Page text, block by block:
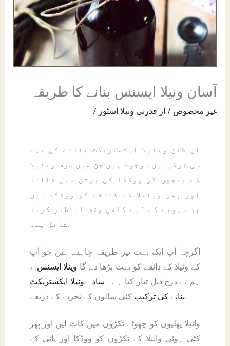
AE
آسان ونیلا ایسنس بنانے کا طریقہ
/ غیر مخصوص / از قدرتی ونیلا اسٹور
آن لائن وینیلا ایکسٹریکٹ بنانے کی بہت
سی ترکیبیں موجود ہیں جن میں صرف وینیلا
کے بیجوں کو ووڈکا کی بوتل میں ڈالنا
اور پھر وینیلا کے ذائقے کو ووڈکا میں
جذب ہونے کے لیے کافی وقت انتظار کرنا
شامل ہے۔.
اگرچہ آپ ایک بہت تیز طریقہ چاہتے ہیں جو آپ
کے ونیلا کے ذائقے کو بہت بڑھا دے گا وینلا ایسنس , ،
ہم نے درج ذیل تیار کیا ہے۔ سادہ ونیلا ایکسٹریکٹ
بنانے کی ترکیبکئی سالوں کے تجربے کے ذریعے.
وانیلا پھلیوں کو چھوٹے ٹکڑوں میں کاٹ لیں اور پھر
کٹی ہوئی وانیلا کے ٹکڑوں کو ووڈکا اور پانی کے